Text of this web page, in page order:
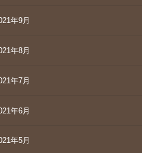
年9月
年8月
年7月
年6月
年5月